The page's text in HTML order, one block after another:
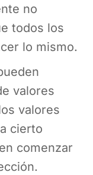
no
todos los
lo mismo.
valores
valores
cierto
comenzar